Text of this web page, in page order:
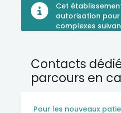
Cet
autorisation
complexes
Contacts
parcours en
Pour les nouveaux